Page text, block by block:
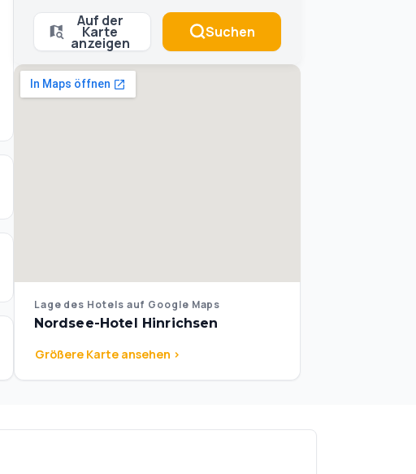
Auf der
Karte
anzeigen
Suchen
Lage des Hotels auf Google Maps
Nordsee-Hotel Hinrichsen
Größere Karte ansehen >